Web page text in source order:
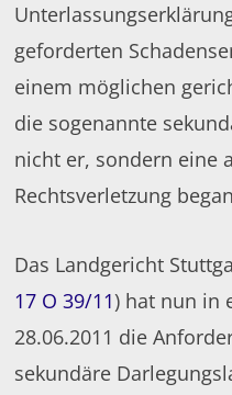
geforderten
einem möglichen
die sogenannte
nicht er, sondern eine
Rechtsverletzung
Das Landgericht
17 O 39/11) hat nun in
28.06.2011 die
sekundäre